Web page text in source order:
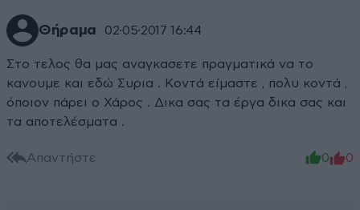
Θήραμα 02·05·2017 16:44
Στο τελος θα μας αναγκασετε πραγματικά να το
κανουμε και εδώ Συρια . Κοντά είμαστε , πολυ κοντά ,
όποιον πάρει ο Χάρος . Δικα σας τα έργα δικα σας και
τα αποτελέσματα .
Απαντήστε 0 0